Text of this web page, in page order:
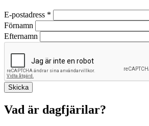
E-postadress *
Förnamn
Efternamn
Vad är dagfjärilar?